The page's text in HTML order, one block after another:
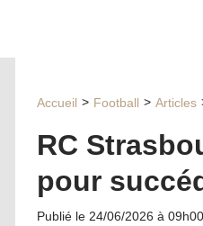
Accueil Football Articles
RC
pour
Publié le 24/06/2026 à 09h00